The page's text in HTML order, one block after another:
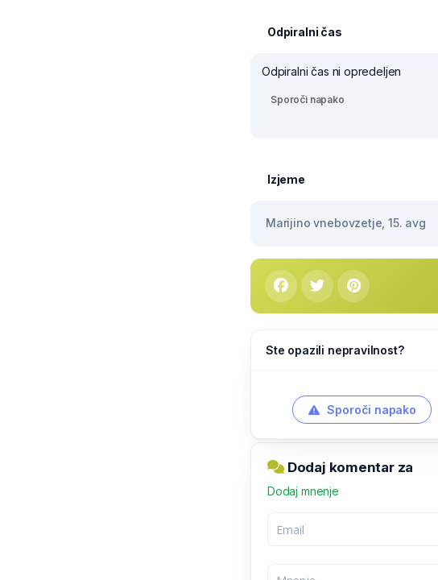
Odpiralni čas
Odpiralni čas ni opredeljen
Sporoči napako
Izjeme
Marijino vnebovzetje, 15. avg
Ste opazili nepravilnost?
Sporoči napako
Dodaj komentar za
Dodaj mnenje